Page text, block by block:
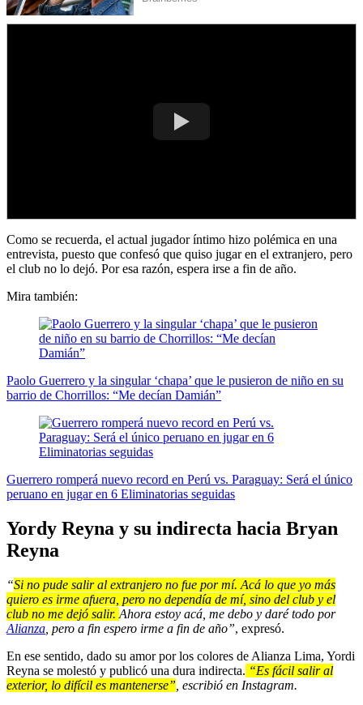
Como se recuerda, el actual jugador íntimo hizo polémica en una
entrevista, puesto que confesó que quiso jugar en el extranjero, pero
el club no lo dejó. Por esa razón, espera irse a fin de año.
Mira también:
Paolo Guerrero y la singular ‘chapa’ que le pusieron de niño en su
barrio de Chorrillos: “Me decían Damián”
Guerrero romperá nuevo record en Perú vs. Paraguay: Será el único
peruano en jugar en 6 Eliminatorias seguidas
Yordy Reyna y su indirecta hacia Bryan
Reyna
“Si no pude salir al extranjero no fue por mí. Acá lo que yo más
quiero es irme afuera, pero no dependía de mí, sino del club y el
club no me dejó salir. Ahora estoy acá, me debo y daré todo por
Alianza , pero a fin espero irme a fin de año”, expresó.
En ese sentido, dado su amor por los colores de Alianza Lima, Yordi
Reyna se molestó y publicó una dura indirecta. “Es fácil salir al
exterior, lo difícil es mantenerse” , escribió en Instagram.